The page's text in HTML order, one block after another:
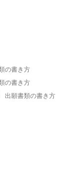
の書き方
の書き方
願書類の書き方